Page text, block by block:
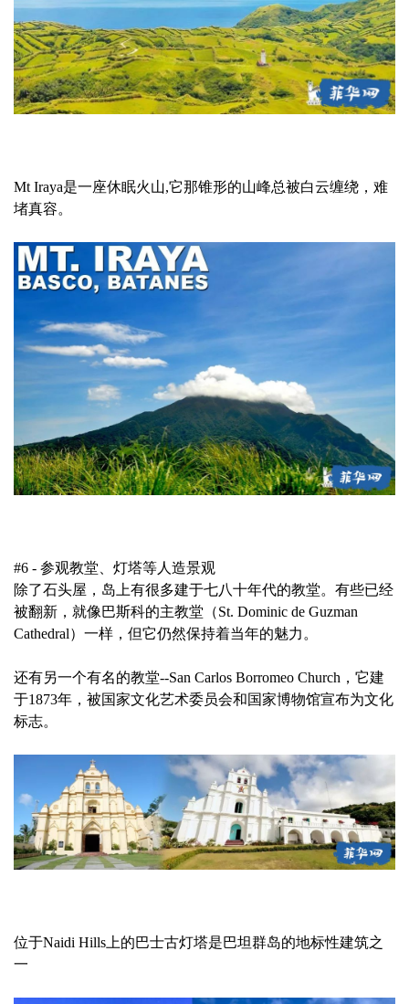
Mt Iraya是一座休眠火山,它那锥形的山峰总被白云缠绕，难
堵真容。
#6 - 参观教堂、灯塔等人造景观
除了石头屋，岛上有很多建于七八十年代的教堂。有些已经
被翻新，就像巴斯科的主教堂（St. Dominic de Guzman
Cathedral）一样，但它仍然保持着当年的魅力。
还有另一个有名的教堂--San Carlos Borromeo Church，它建
于1873年，被国家文化艺术委员会和国家博物馆宣布为文化
标志。
位于Naidi Hills上的巴士古灯塔是巴坦群岛的地标性建筑之
一